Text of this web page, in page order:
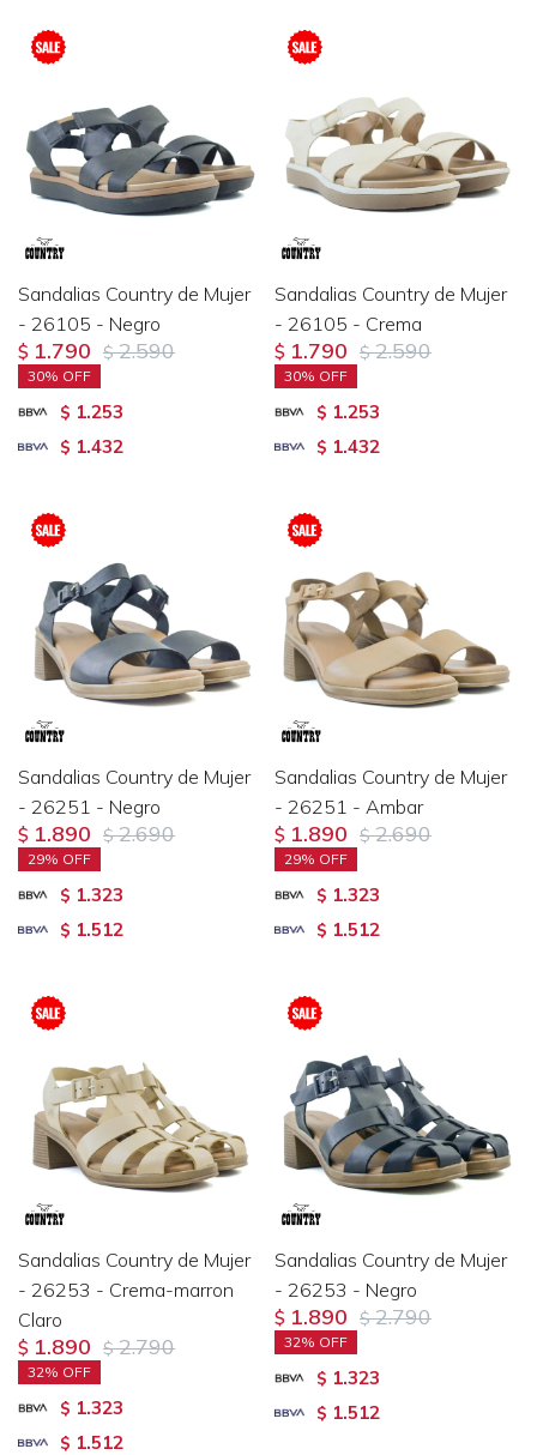
Sandalias Country de Mujer
- 26105 - Negro
$ 1.790 $ 2.590
30
$ 1.253
$ 1.432
Sandalias Country de Mujer
- 26105 - Crema
$ 1.790 $ 2.590
30
$ 1.253
$ 1.432
Sandalias Country de Mujer
- 26251 - Negro
$ 1.890 $ 2.690
29
$ 1.323
$ 1.512
Sandalias Country de Mujer
- 26251 - Ambar
$ 1.890 $ 2.690
29
$ 1.323
$ 1.512
Sandalias Country de Mujer
- 26253 - Crema-marron
Claro
$ 1.890 $ 2.790
32
$ 1.323
$ 1.512
Sandalias Country de Mujer
- 26253 - Negro
$ 1.890 $ 2.790
32
$ 1.323
$ 1.512